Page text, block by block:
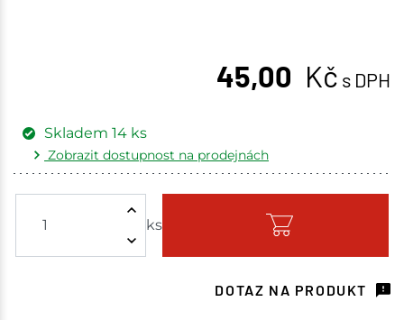
45,00 Kč s DPH
ks
Skladem 14 ks
Zobrazit dostupnost na prodejnách
Skladem - ihned k odeslání
Havlíčkův Brod 5 ks
DOTAZ NA PRODUKT